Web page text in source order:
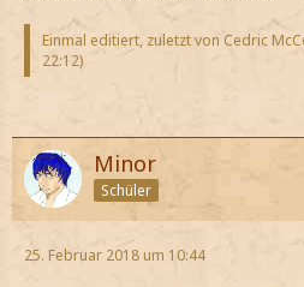
Einmal editiert, zuletzt von Cedric
22:12)
Minor
Schüler
25. Februar 2018 um 10:44